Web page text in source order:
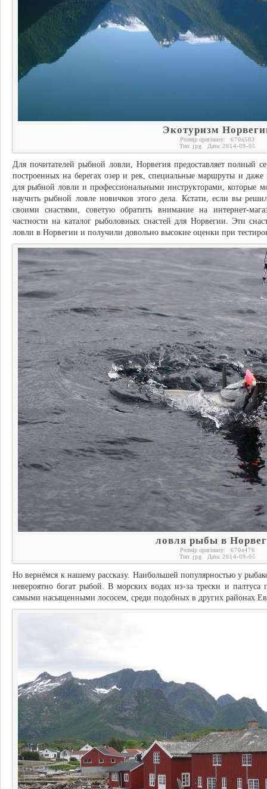
Экотуризм
Розмір оригіналу: 670x503
Тип: jpg Дата: 2014-09-05
Для почитателей рыбной ловли, Норвегия предоставляет полный
построенных на берегах озер и рек, специальные маршруты и
для рыбной ловли и профессиональными инструкторами, которые
научить рыбной ловле новичков этого дела. Кстати, если вы
своими снастями, советую обратить внимание на интернет-
частности на каталог рыболовных снастей для Норвегии. Эти
ловли в Норвегии и получили довольно высокие оценки при
ловля рыбы в
Розмір оригіналу: 670x476
Тип: jpg Дата: 2014-09-05
Но вернёмся к нашему рассказу. Наибольшей популярностью у
невероятно богат рыбой. В морских водах из-за трески и палтуса
самыми насыщенными лососем, среди подобных в других районах